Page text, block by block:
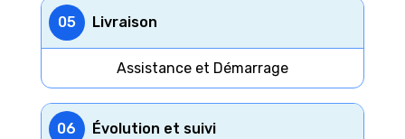
05 Livraison
Assistance et Démarrage
06 Évolution et suivi